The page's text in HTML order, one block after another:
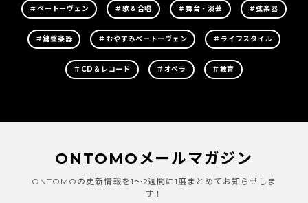
＃ベートーヴェン ＃歌＆合唱 ＃舞台・演芸 ＃弦楽器
＃鍵盤楽器 ＃おやすみベートーヴェン ＃ライフスタイル
＃CD＆レコード ＃オペラ ＃教育
ONTOMOメールマガジン
ONTOMOの更新情報を1～2週間に1度まとめてお知らせしま
す！